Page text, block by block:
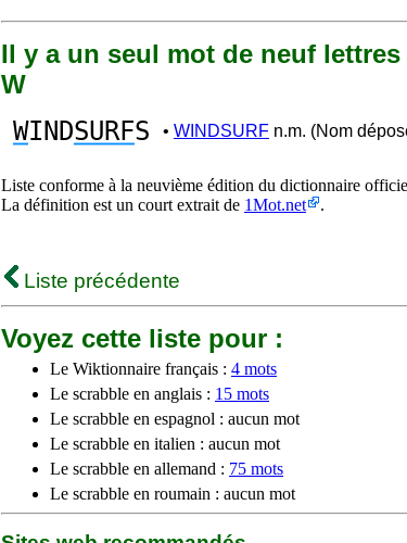
Il y a un seul mot de neuf lettres
W
WINDSURFS • WINDSURF n.m. (Nom
Liste conforme à la neuvième édition du dictionnaire
La définition est un court extrait de 1Mot.net .
Liste précédente
Voyez cette liste pour :
Le Wiktionnaire français : 4 mots
Le scrabble en anglais : 15 mots
Le scrabble en espagnol : aucun mot
Le scrabble en italien : aucun mot
Le scrabble en allemand : 75 mots
Le scrabble en roumain : aucun mot